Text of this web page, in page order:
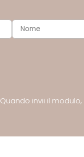
Quando invii il modulo,